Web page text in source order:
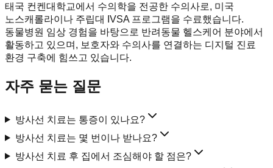
태국 컨켄대학교에서 수의학을 전공한 수의사로, 미국
노스캐롤라이나 주립대 IVSA 프로그램을 수료했습니다.
동물병원 임상 경험을 바탕으로 반려동물 헬스케어 분야에서
활동하고 있으며, 보호자와 수의사를 연결하는 디지털 진료
환경 구축에 힘쓰고 있습니다.
자주 묻는 질문
방사선 치료는 통증이 있나요?
방사선 치료는 몇 번이나 받나요?
방사선 치료 후 집에서 조심해야 할 점은?